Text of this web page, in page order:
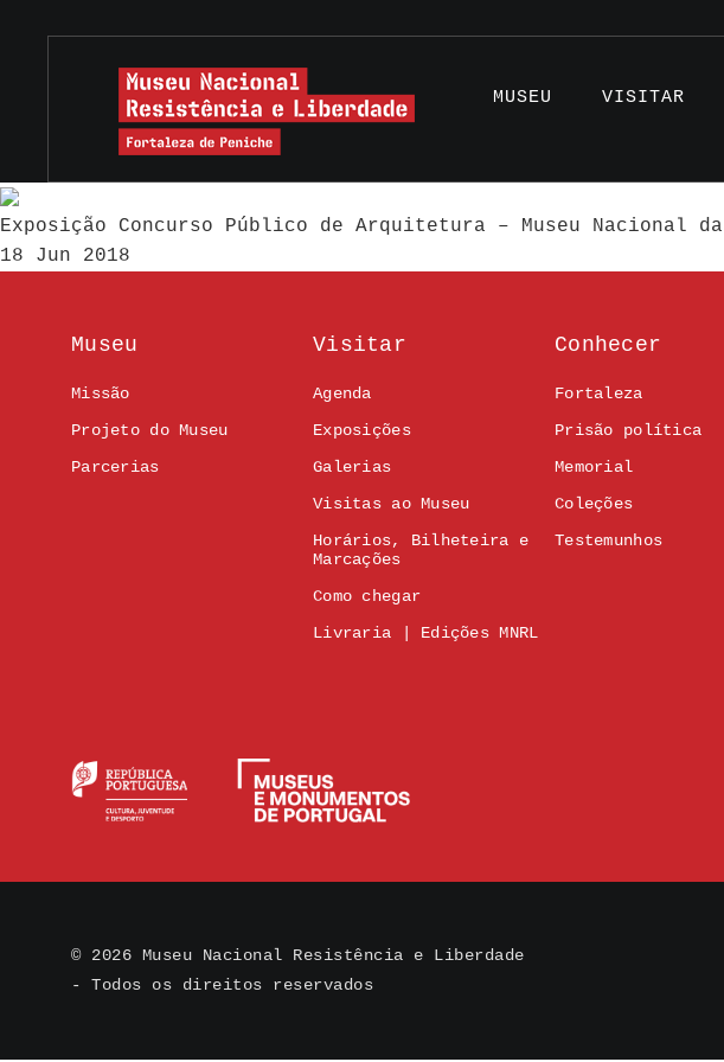
MUSEU VISITAR
Exposição Concurso Público de Arquitetura – Museu Nacional
18 Jun 2018
Museu
Missão
Projeto do Museu
Parcerias
Visitar
Agenda
Exposições
Galerias
Visitas ao Museu
Horários, Bilheteira e
Marcações
Como chegar
Livraria | Edições MNRL
Conhecer
Fortaleza
Prisão política
Memorial
Coleções
Testemunhos
© 2026 Museu Nacional Resistência e Liberdade
- Todos os direitos reservados